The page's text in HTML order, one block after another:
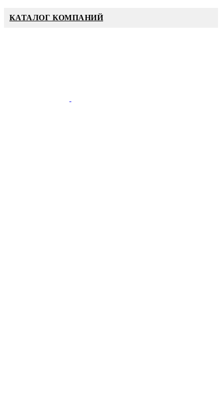
КАТАЛОГ КОМПАНИЙ